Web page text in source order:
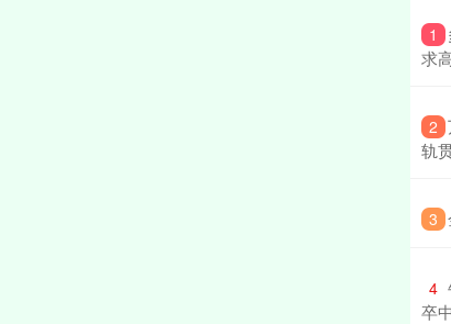
1
求
2
轨
3
4
卒